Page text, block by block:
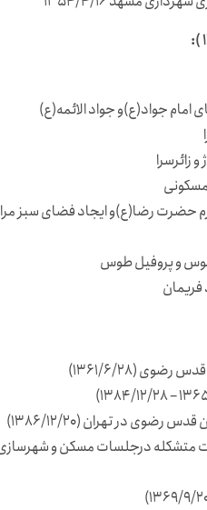
امام جواد(ع)و جواد الائمه(ع)
حضرت رضا(ع)و ایجاد فضای سبز
و پروفیل طوس
(1361/6/28)
در تهران (1386/12/20)
درجلسات مسکن و شهرسازی